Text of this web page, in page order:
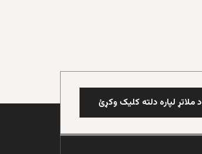
د ملاتړ لپاره دلته کلیک وکړئ